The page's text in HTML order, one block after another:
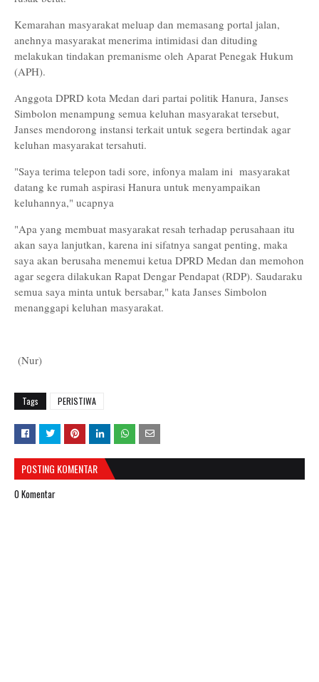
Kemarahan masyarakat meluap dan memasang portal jalan,
anehnya masyarakat menerima intimidasi dan dituding
melakukan tindakan premanisme oleh Aparat Penegak Hukum
(APH).
Anggota DPRD kota Medan dari partai politik Hanura, Janses
Simbolon menampung semua keluhan masyarakat tersebut,
Janses mendorong instansi terkait untuk segera bertindak agar
keluhan masyarakat tersahuti.
"Saya terima telepon tadi sore, infonya malam ini masyarakat
datang ke rumah aspirasi Hanura untuk menyampaikan
keluhannya," ucapnya
"Apa yang membuat masyarakat resah terhadap perusahaan itu
akan saya lanjutkan, karena ini sifatnya sangat penting, maka
saya akan berusaha menemui ketua DPRD Medan dan memohon
agar segera dilakukan Rapat Dengar Pendapat (RDP). Saudaraku
semua saya minta untuk bersabar," kata Janses Simbolon
menanggapi keluhan masyarakat.
(Nur)
Tags PERISTIWA
POSTING KOMENTAR
0 Komentar